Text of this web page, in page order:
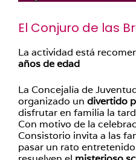
El Conjuro de las
La actividad está
años de edad
La Concejalía de
organizado un divertido
disfrutar en familia la
Con motivo de la
Consistorio invita a las
pasar un rato